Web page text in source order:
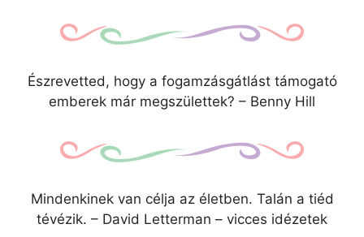
Észrevetted, hogy a fogamzásgátlást támogató
emberek már megszülettek? – Benny Hill
Mindenkinek van célja az életben. Talán a tiéd
tévézik. – David Letterman – vicces idézetek